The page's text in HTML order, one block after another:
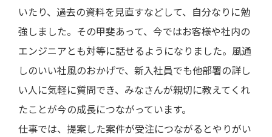
いたり、過去の資料を見直すなどして、自分なりに勉
強しました。その甲斐あって、今ではお客様や社内の
エンジニアとも対等に話せるようになりました。風通
しのいい社風のおかげで、新入社員でも他部署の詳し
い人に気軽に質問でき、みなさんが親切に教えてくれ
たことが今の成長につながっています。
仕事では、提案した案件が受注につながるとやりがい